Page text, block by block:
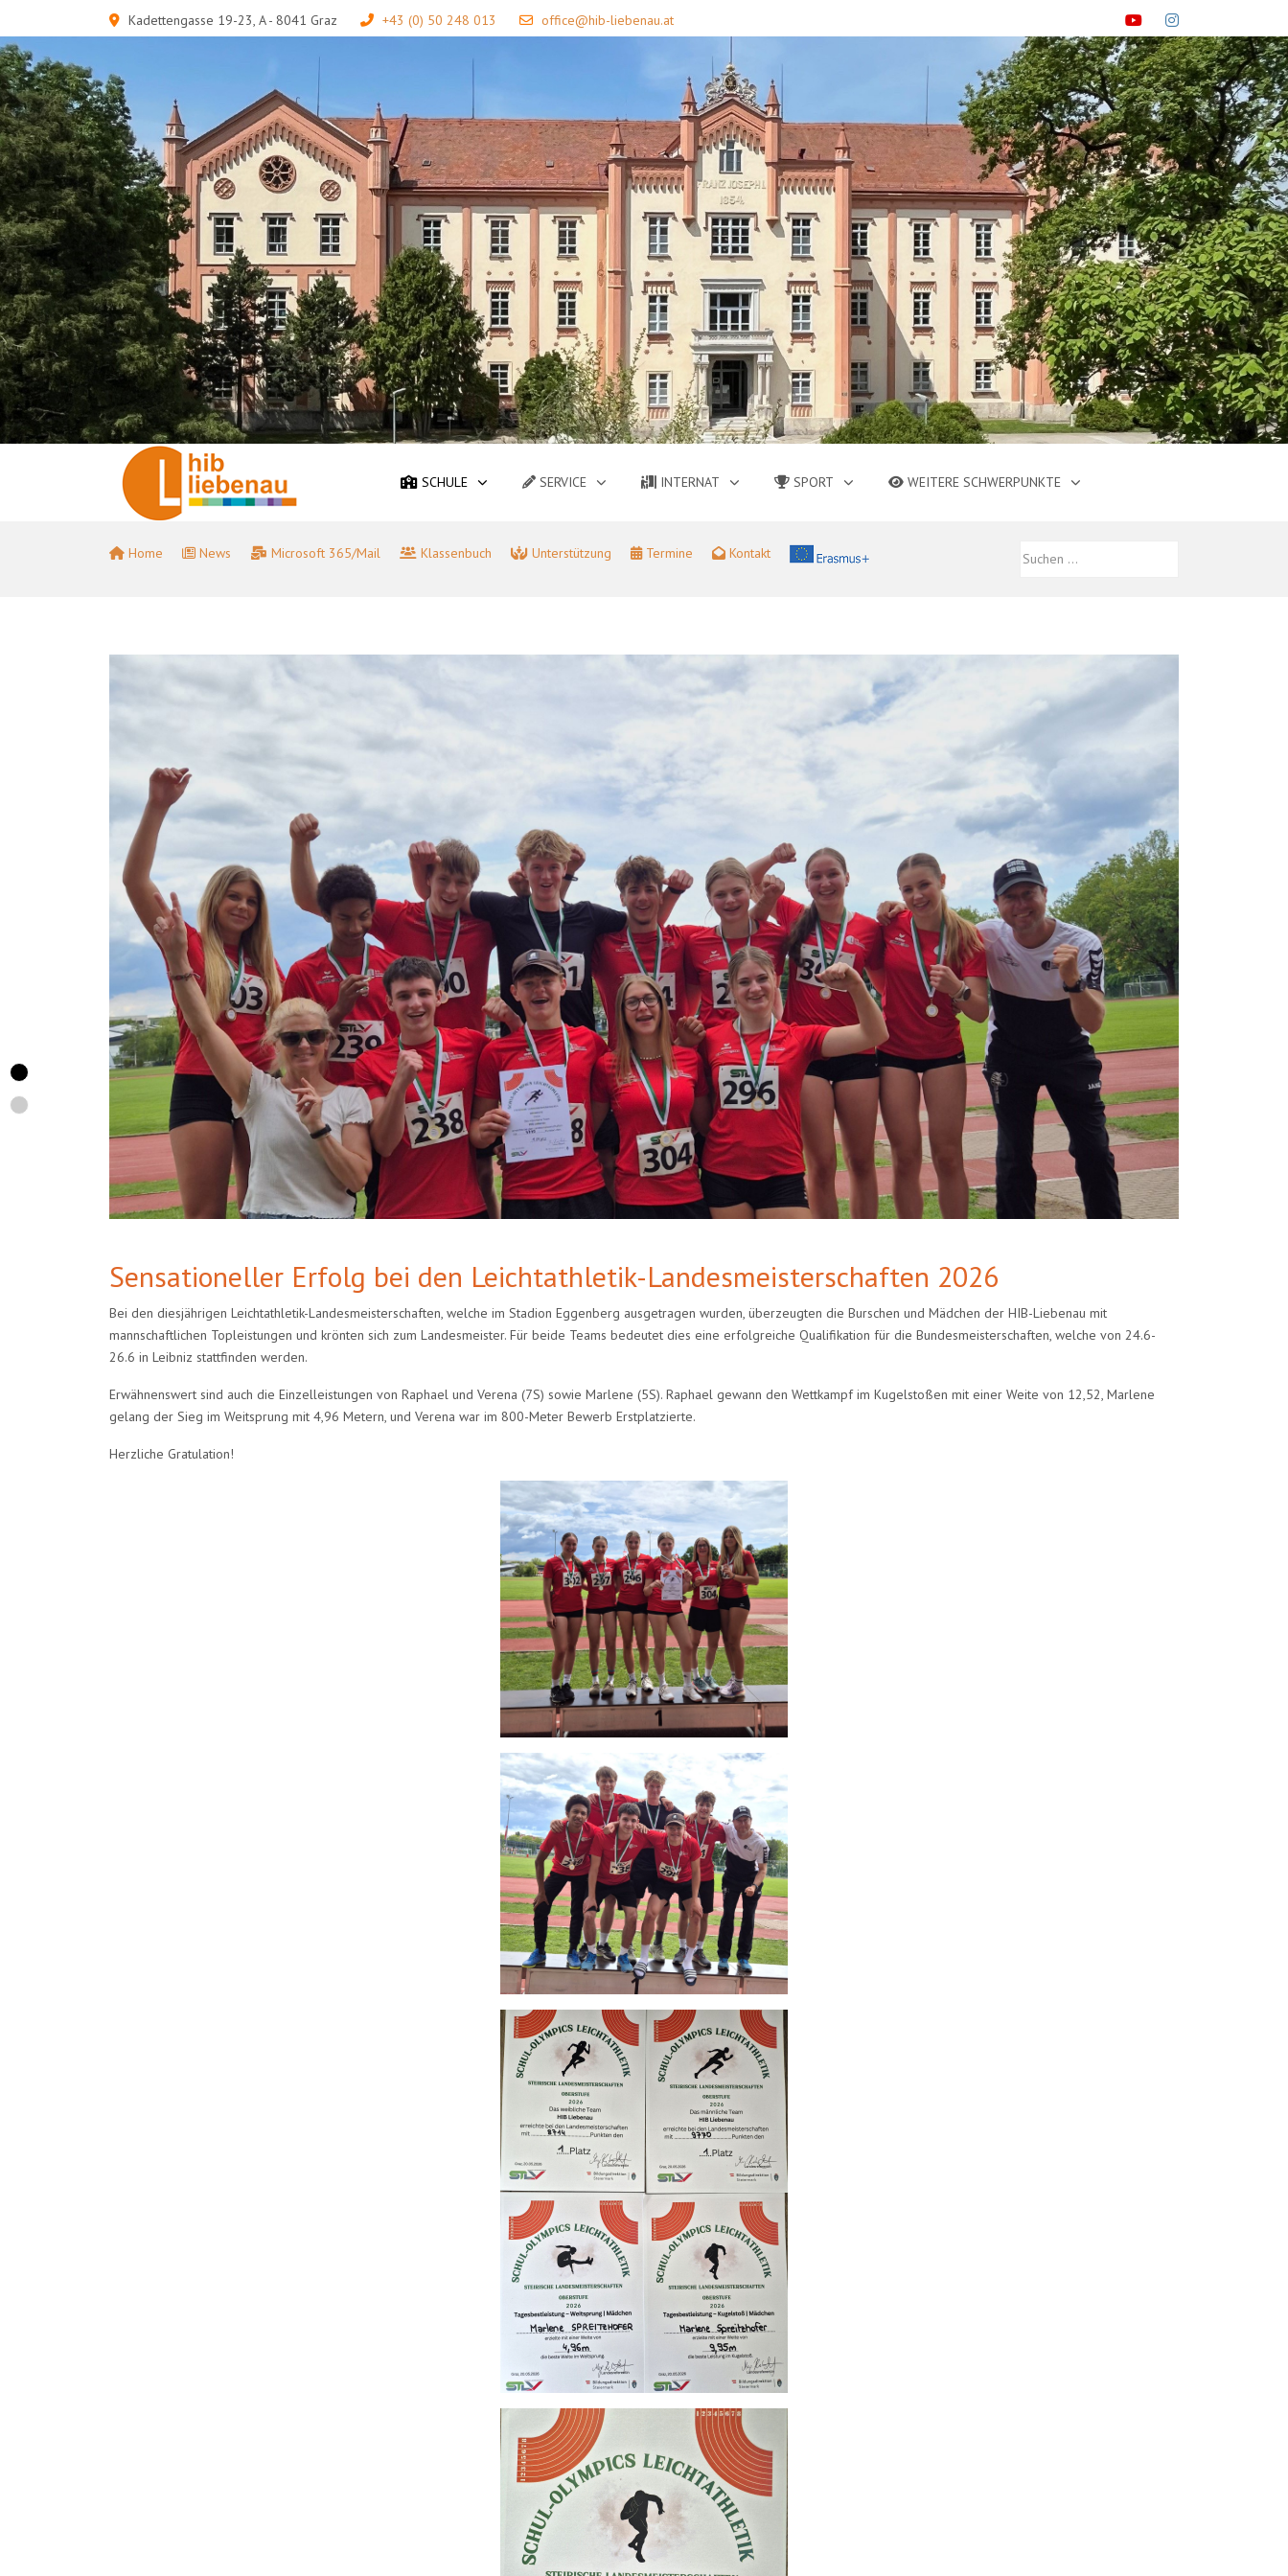
Kadettengasse 19-23, A - 8041 Graz +43 (0) 50 248 013 office@hib-liebenau.at
SCHULE SERVICE INTERNAT SPORT WEITERE SCHWERPUNKTE
Home News Microsoft 365/Mail Klassenbuch Unterstützung Termine Kontakt
Sensationeller Erfolg bei den Leichtathletik-Landesmeisterschaften 2026
Bei den diesjährigen Leichtathletik-Landesmeisterschaften, welche im Stadion Eggenberg ausgetragen wurden, überzeugten die Burschen und Mädchen der HIB-Liebenau mit
mannschaftlichen Topleistungen und krönten sich zum Landesmeister. Für beide Teams bedeutet dies eine erfolgreiche Qualifikation für die Bundesmeisterschaften, welche von 24.6-
26.6 in Leibniz stattfinden werden.
Erwähnenswert sind auch die Einzelleistungen von Raphael und Verena (7S) sowie Marlene (5S). Raphael gewann den Wettkampf im Kugelstoßen mit einer Weite von 12,52, Marlene
gelang der Sieg im Weitsprung mit 4,96 Metern, und Verena war im 800-Meter Bewerb Erstplatzierte.
Herzliche Gratulation!